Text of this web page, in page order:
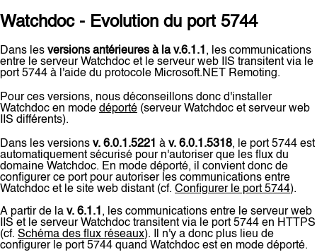
Watchdoc - Evolution du port 5744
Dans les versions antérieures à la v.6.1.1 , les communications
entre le serveur Watchdoc et le serveur web IIS transitent via le
port 5744 à l'aide du protocole Microsoft.NET Remoting.
Pour ces versions, nous déconseillons donc d'installer
Watchdoc en mode déporté (serveur Watchdoc et serveur web
IIS différents).
Dans les versions v. 6.0.1.5221 à v. 6.0.1.5318, le port 5744 est
automatiquement sécurisé pour n'autoriser que les flux du
domaine Watchdoc. En mode déporté, il convient donc de
configurer ce port pour autoriser les communications entre
Watchdoc et le site web distant (cf. Configurer le port 5744).
A partir de la v. 6.1.1 , les communications entre le serveur web
IIS et le serveur Watchdoc transitent via le port 5744 en HTTPS
(cf. Schéma des flux réseaux). Il n'y a donc plus lieu de
configurer le port 5744 quand Watchdoc est en mode déporté.